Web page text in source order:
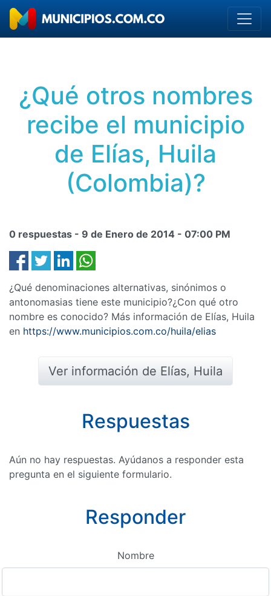
¿Qué otros nombres
recibe el municipio
de Elías, Huila
(Colombia)?
0 respuestas - 9 de Enero de 2014 - 07:00 PM
¿Qué denominaciones alternativas, sinónimos o
antonomasias tiene este municipio?¿Con qué otro
nombre es conocido? Más información de Elías, Huila
en https://www.municipios.com.co/huila/elias
Ver información de Elías, Huila
Respuestas
Aún no hay respuestas. Ayúdanos a responder esta
pregunta en el siguiente formulario.
Responder
Nombre